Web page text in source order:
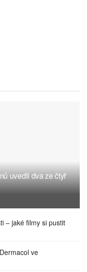
uvedli dva ze čtyř
– jaké filmy si pustit
ve